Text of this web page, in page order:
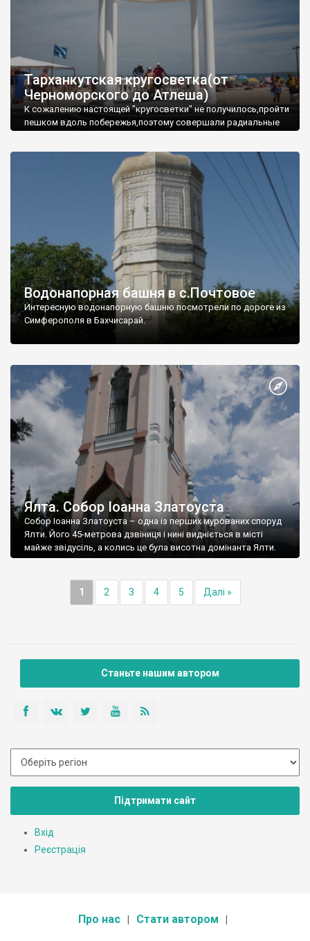
Тарханкутская кругосветка(от
Черноморского до Атлеша)
К сожалению настоящей "кругосветки" не получилось,пройти
пешком вдоль побережья,поэтому совершали радиальные
Водонапорная башня в с.Почтовое
Интересную водонапорную башню посмотрели по дороге из
Симферополя в Бахчисарай.
Ялта. Собор Іоанна Златоуста
Собор Іоанна Златоуста – одна із перших мурованих споруд
Ялти. Його 45-метрова дзвіниця і нині видніється в місті
майже звідусіль, а колись це була висотна домінанта Ялти.
1 2 3 4 5 Далі »
Станьте нашим автором
Підтримати сайт
Вхід
Реєстрація
Про нас Стати автором